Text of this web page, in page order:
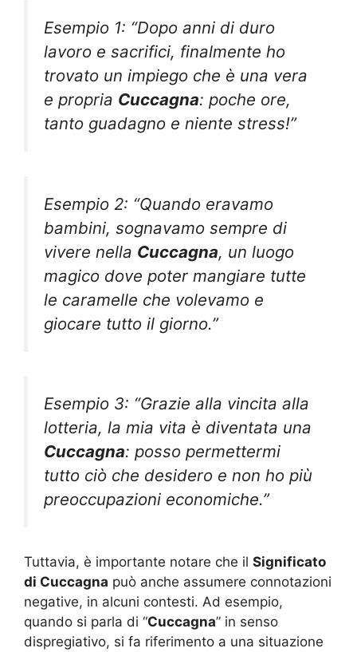
Esempio 1: “Dopo anni di duro
lavoro e sacrifici, finalmente ho
trovato un impiego che è una vera
e propria Cuccagna: poche ore,
tanto guadagno e niente stress!”
Esempio 2: “Quando eravamo
bambini, sognavamo sempre di
vivere nella Cuccagna, un luogo
magico dove poter mangiare tutte
le caramelle che volevamo e
giocare tutto il giorno.”
Esempio 3: “Grazie alla vincita alla
lotteria, la mia vita è diventata una
Cuccagna: posso permettermi
tutto ciò che desidero e non ho più
preoccupazioni economiche.”
Tuttavia, è importante notare che il Significato
di Cuccagna può anche assumere connotazioni
negative, in alcuni contesti. Ad esempio,
quando si parla di “Cuccagna” in senso
dispregiativo, si fa riferimento a una situazione